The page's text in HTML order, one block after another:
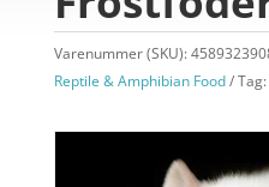
Varenummer (SKU):
Reptile & Amphibian Food
Tag: